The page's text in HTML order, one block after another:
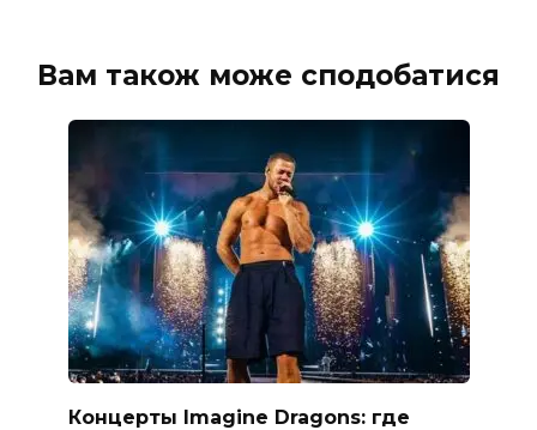
Вам також може сподобатися
Концерты Imagine Dragons: где